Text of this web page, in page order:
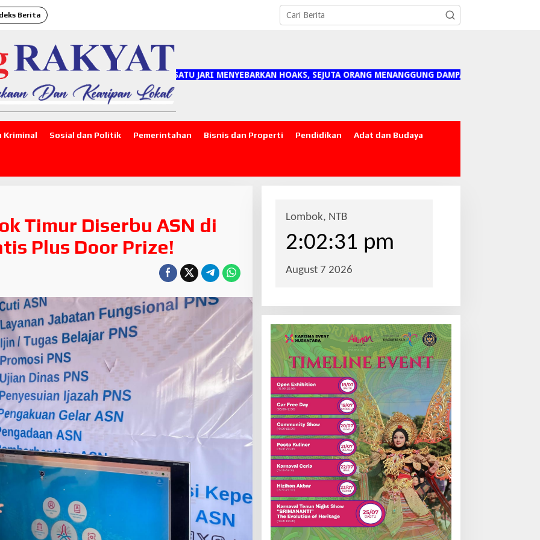
Berita
"SATU JARI MENYEBARKAN HOAKS, SEJUTA ORANG MENANGGUNG DAMPAKNYA"
Kriminal Sosial dan Politik Pemerintahan Bisnis dan Properti Pendidikan Adat dan Budaya
Timur Diserbu ASN di
Plus Door Prize!